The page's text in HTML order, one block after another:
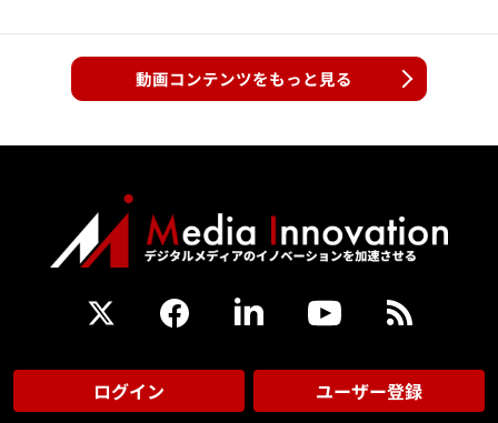
動画コンテンツをもっと見る
ログイン ユーザー登録